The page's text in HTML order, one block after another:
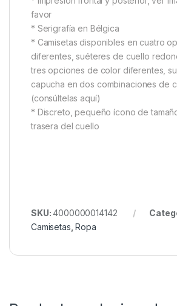
serigrafiarlas… Por suerte,
dispuesta a hacerlo, a un precio un
el trabajo que hicieron es
Impreso en tela orgánica y de ropa
en Bélgica
* Edición limitada
* Tejido Fairwear
tres opciones de color diferentes,
capucha en dos combinaciones de
* Discreto, pequeño ícono de